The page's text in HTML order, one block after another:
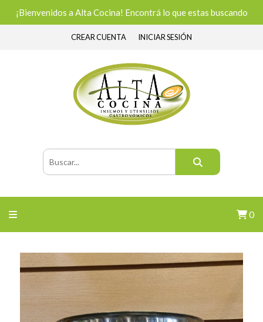
¡Bienvenidos a Alta Cocina! Encontrá lo que estas buscando
CREAR CUENTA INICIAR SESIÓN
0